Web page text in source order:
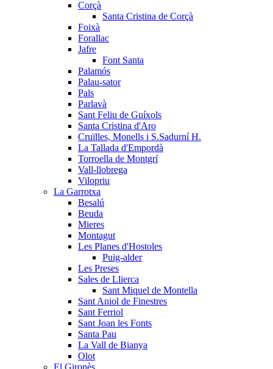
Corçà
Santa Cristina de Corçà
Foixà
Forallac
Jafre
Font Santa
Palamós
Palau-sator
Pals
Parlavà
Sant Feliu de Guíxols
Santa Cristina d'Aro
Cruïlles, Monells i S.Sadurní H.
La Tallada d'Empordà
Torroella de Montgrí
Vall-llobrega
Vilopriu
La Garrotxa
Besalú
Beuda
Mieres
Montagut
Les Planes d'Hostoles
Puig-alder
Les Preses
Sales de Llierca
Sant Miquel de Montella
Sant Aniol de Finestres
Sant Ferriol
Sant Joan les Fonts
Santa Pau
La Vall de Bianya
Olot
El Gironès